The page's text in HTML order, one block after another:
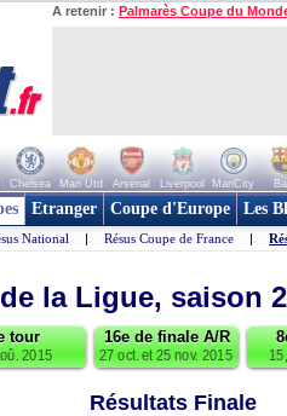
A retenir : Palmarès Coupe du
Chelsea Man Utd Arsenal Liverpool ManCity
Etranger Coupe d'Europe Les
National | Résus Coupe de France |
la Ligue, saison
tour
2015
16e de finaleA/R
27 oct. et 25 nov. 2015
Résultats Finale